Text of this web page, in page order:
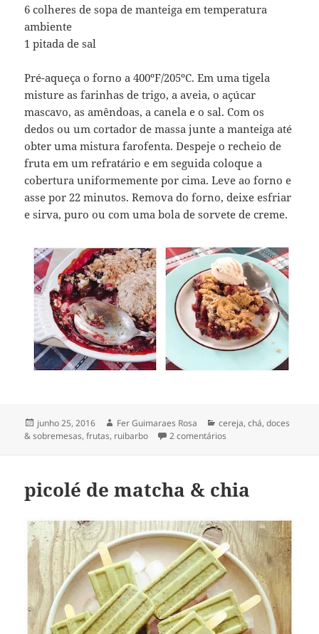
6 colheres de sopa de manteiga em temperatura
ambiente
1 pitada de sal
Pré-aqueça o forno a 400ºF/205ºC. Em uma tigela
misture as farinhas de trigo, a aveia, o açúcar
mascavo, as amêndoas, a canela e o sal. Com os
dedos ou um cortador de massa junte a manteiga até
obter uma mistura farofenta. Despeje o recheio de
fruta em um refratário e em seguida coloque a
cobertura uniformemente por cima. Leve ao forno e
asse por 22 minutos. Remova do forno, deixe esfriar
e sirva, puro ou com uma bola de sorvete de creme.
Publicado
em
junho 25, 2016 Autor
Fer Guimaraes Rosa Categorias
cereja,chá,doces
& sobremesas,frutas, ruibarbo 2 comentários
picolé de matcha & chia